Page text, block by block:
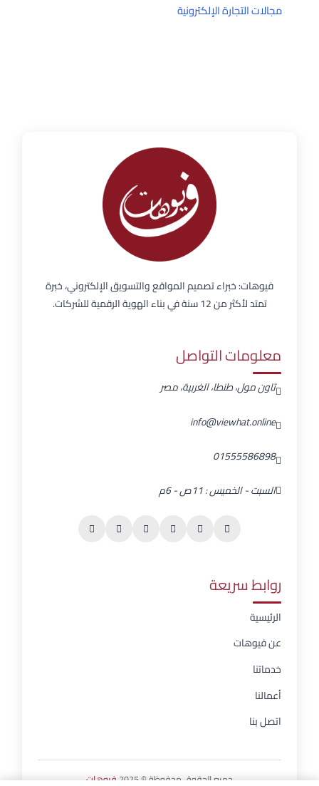
مجالات التجارة الإلكترونية
فيوهات: خبراء تصميم المواقع والتسويق الإلكتروني، خبرة
تمتد لأكثر من 12 سنة في بناء الهوية الرقمية للشركات.
معلومات التواصل
تاون مول، طنطا، الغربية، مصر
info@viewhat.online
01555586898
السبت - الخميس : 11ص - 6م
روابط سريعة
الرئيسية
عن فيوهات
خدماتنا
أعمالنا
اتصل بنا
جميع الحقوق محفوظة © 2025 فيوهات